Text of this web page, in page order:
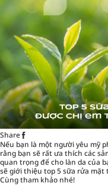
Share
Nếu bạn là một người yêu mỹ
rằng bạn sẽ rất ưa thích các
quan trọng để cho làn da của
sẽ giới thiệu top 5 sữa rửa
Cùng tham khảo nhé!